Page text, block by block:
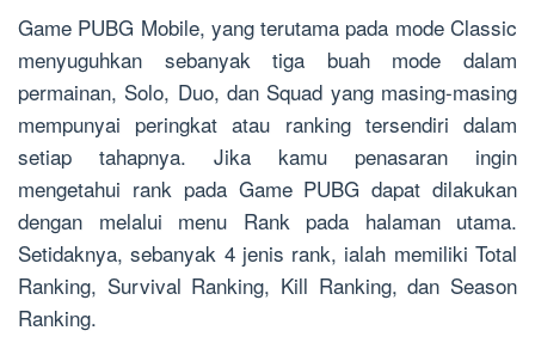
Game PUBG Mobile, yang terutama pada mode Classic
menyuguhkan sebanyak tiga buah mode dalam
permainan, Solo, Duo, dan Squad yang masing-masing
mempunyai peringkat atau ranking tersendiri dalam
setiap tahapnya. Jika kamu penasaran ingin
mengetahui rank pada Game PUBG dapat dilakukan
dengan melalui menu Rank pada halaman utama.
Setidaknya, sebanyak 4 jenis rank, ialah memiliki Total
Ranking, Survival Ranking, Kill Ranking, dan Season
Ranking.